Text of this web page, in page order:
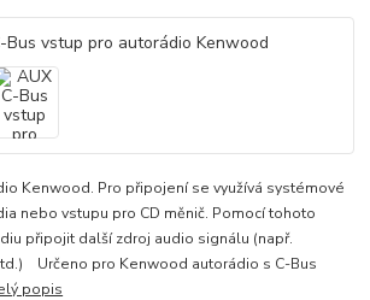
Kenwood. Pro připojení se využívá systémové
nebo vstupu pro CD měnič. Pomocí tohoto
připojit další zdroj audio signálu (např.
Určeno pro Kenwood autorádio s C-Bus
popis